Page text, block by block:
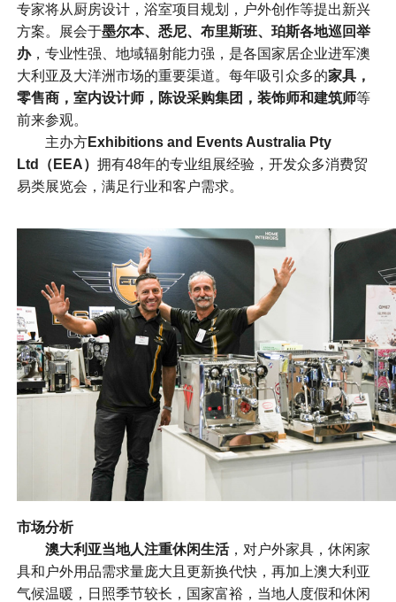
专家将从厨房设计，浴室项目规划，户外创作等提出新兴
方案。展会于墨尔本、悉尼、布里斯班、珀斯各地巡回举
办，专业性强、地域辐射能力强，是各国家居企业进军澳
大利亚及大洋洲市场的重要渠道。每年吸引众多的家具，
零售商，室内设计师，陈设采购集团，装饰师和建筑师等
前来参观。
主办方Exhibitions and Events Australia Pty
Ltd（EEA） 拥有48年的专业组展经验，开发众多消费贸
易类展览会，满足行业和客户需求。
市场分析
澳大利亚当地人注重休闲生活，对户外家具，休闲家
具和户外用品需求量庞大且更新换代快，再加上澳大利亚
气候温暖，日照季节较长，国家富裕，当地人度假和休闲